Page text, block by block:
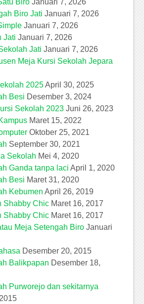
Biro Januari 7, 2026
Biro Jati Januari 7, 2026
Januari 7, 2026
Jati Januari 7, 2026
Jati Januari 7, 2026
Meja Kursi Sekolah Jepara
2025 April 30, 2025
Besi Desember 3, 2024
Sekolah 2023 Juni 26, 2023
Maret 15, 2022
Oktober 25, 2021
September 30, 2021
Sekolah Mei 4, 2020
Ganda tanpa laci April 1, 2020
Besi Maret 31, 2020
Kebumen April 26, 2019
Shabby Chic Maret 16, 2017
Shabby Chic Maret 16, 2017
Meja Setengah Biro Januari
Desember 20, 2015
Balikpapan Desember 18,
Purworejo dan sekitarnya